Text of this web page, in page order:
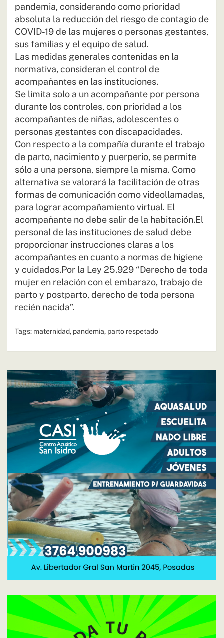
pandemia, considerando como prioridad
absoluta la reducción del riesgo de contagio de
COVID-19 de las mujeres o personas gestantes,
sus familias y el equipo de salud.
Las medidas generales contenidas en la
normativa, consideran el control de
acompañantes en las instituciones.
Se limita solo a un acompañante por persona
durante los controles, con prioridad a los
acompañantes de niñas, adolescentes o
personas gestantes con discapacidades.
Con respecto a la compañía durante el trabajo
de parto, nacimiento y puerperio, se permite
sólo a una persona, siempre la misma. Como
alternativa se valorará la facilitación de otras
formas de comunicación como videollamadas,
para lograr acompañamiento virtual. El
acompañante no debe salir de la habitación.El
personal de las instituciones de salud debe
proporcionar instrucciones claras a los
acompañantes en cuanto a normas de higiene
y cuidados.Por la Ley 25.929 “Derecho de toda
mujer en relación con el embarazo, trabajo de
parto y postparto, derecho de toda persona
recién nacida”.
Tags: maternidad, pandemia, parto respetado